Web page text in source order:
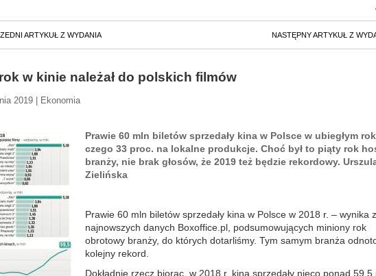
ARTYKUŁ Z WYDANIA NASTĘPNY ARTYKUŁ Z
w kinie należał do polskich filmów
2019 | Ekonomia
Prawie 60 mln biletów sprzedały kina w Polsce w ubiegłym
czego 33 proc. na lokalne produkcje. Choć był to piąty rok
branży, nie brak głosów, że 2019 też będzie rekordowy.
Zielińska
Prawie 60 mln biletów sprzedały kina w Polsce w 2018 r. – wynika z
najnowszych danych Boxoffice.pl, podsumowujących miniony rok
obrotowy branży, do których dotarliśmy. Tym samym branża
kolejny rekord.
Dokładnie rzecz biorąc, w 2018 r. kina sprzedały nieco ponad 59,5